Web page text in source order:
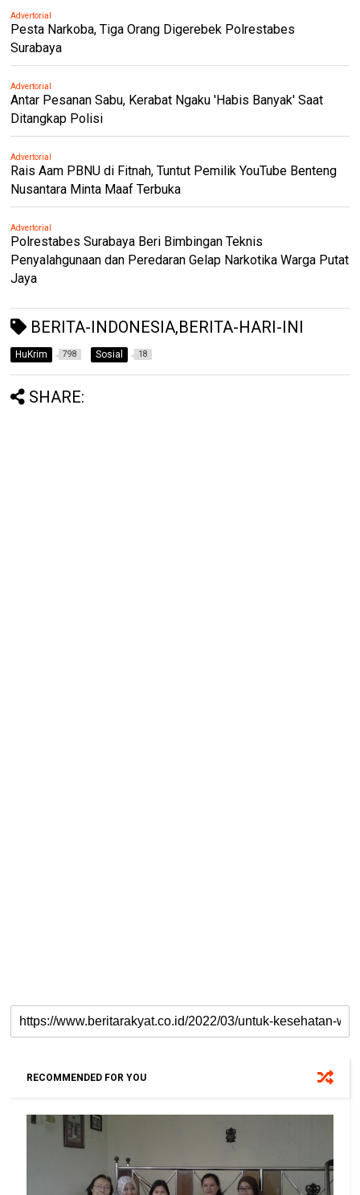
Advertorial
Pesta Narkoba, Tiga Orang Digerebek Polrestabes
Surabaya
Advertorial
Antar Pesanan Sabu, Kerabat Ngaku 'Habis Banyak' Saat
Ditangkap Polisi
Advertorial
Rais Aam PBNU di Fitnah, Tuntut Pemilik YouTube Benteng
Nusantara Minta Maaf Terbuka
Advertorial
Polrestabes Surabaya Beri Bimbingan Teknis
Penyalahgunaan dan Peredaran Gelap Narkotika Warga Putat
Jaya
BERITA-INDONESIA,BERITA-HARI-INI
HuKrim 798 Sosial 18
SHARE:
RECOMMENDED FOR YOU